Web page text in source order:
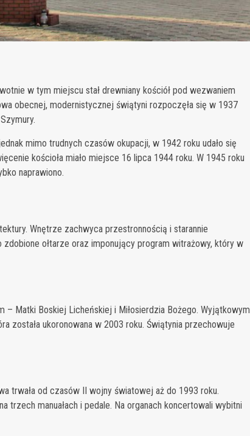
w tym miejscu stał drewniany kościół pod wezwaniem
obecnej, modernistycznej świątyni rozpoczęła się w 1937
mimo trudnych czasów okupacji, w 1942 roku udało się
kościoła miało miejsce 16 lipca 1944 roku. W 1945 roku
naprawiono.
Wnętrze zachwyca przestronnością i starannie
ołtarze oraz imponujący program witrażowy, który w
Matki Boskiej Licheńskiej i Miłosierdzia Bożego. Wyjątkowym
została ukoronowana w 2003 roku. Świątynia przechowuje
trwała od czasów II wojny światowej aż do 1993 roku.
trzech manuałach i pedale. Na organach koncertowali wybitni